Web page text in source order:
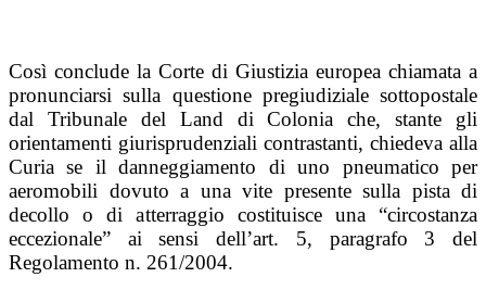
Così conclude la Corte di Giustizia europea chiamata a
pronunciarsi sulla questione pregiudiziale sottopostale
dal Tribunale del Land di Colonia che, stante gli
orientamenti giurisprudenziali contrastanti, chiedeva alla
Curia se il danneggiamento di uno pneumatico per
aeromobili dovuto a una vite presente sulla pista di
decollo o di atterraggio costituisce una “circostanza
eccezionale” ai sensi dell’art. 5, paragrafo 3 del
Regolamento n. 261/2004.